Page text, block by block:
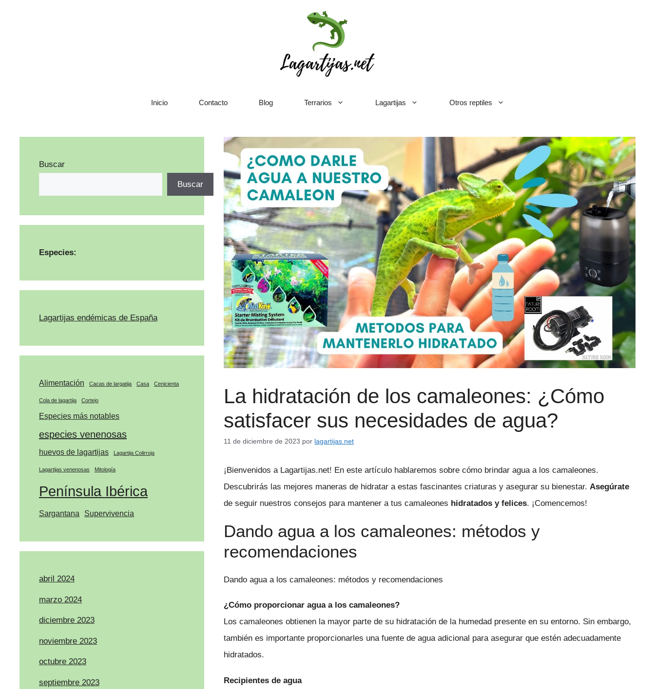
Inicio Contacto Blog Terrarios Lagartijas Otros reptiles
La hidratación de los camaleones: ¿Cómo
satisfacer sus necesidades de agua?
11 de diciembre de 2023 por lagartijas.net
¡Bienvenidos a Lagartijas.net! En este artículo hablaremos sobre cómo brindar agua a los camaleones.
Descubrirás las mejores maneras de hidratar a estas fascinantes criaturas y asegurar su bienestar.Asegúrate
de seguir nuestros consejos para mantener a tus camaleones hidratados y felices. ¡Comencemos!
Dando agua a los camaleones: métodos y
recomendaciones
Dando agua a los camaleones: métodos y recomendaciones
¿Cómo proporcionar agua a los camaleones?
Los camaleones obtienen la mayor parte de su hidratación de la humedad presente en su entorno. Sin embargo,
también es importante proporcionarles una fuente de agua adicional para asegurar que estén adecuadamente
hidratados.
Recipientes de agua
Buscar
Buscar
Especies:
Lagartijas endémicas de España
Alimentación Cacas de largatija Casa Cenicienta
Cola de lagartija Cortejo
Especies más notables
especies venenosas
huevos de lagartijas Lagartija Colirroja
Lagartijas venenosas Mitología
Península Ibérica
Sargantana Supervivencia
abril 2024
marzo 2024
diciembre 2023
noviembre 2023
octubre 2023
septiembre 2023